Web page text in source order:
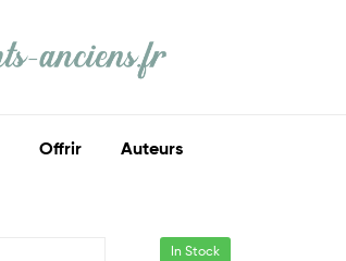
Offrir Auteurs
In Stock